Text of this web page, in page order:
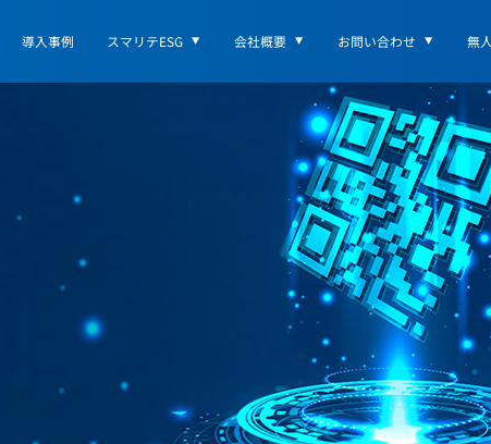
導入事例 スマリテESG 会社概要 お問い合わせ 無